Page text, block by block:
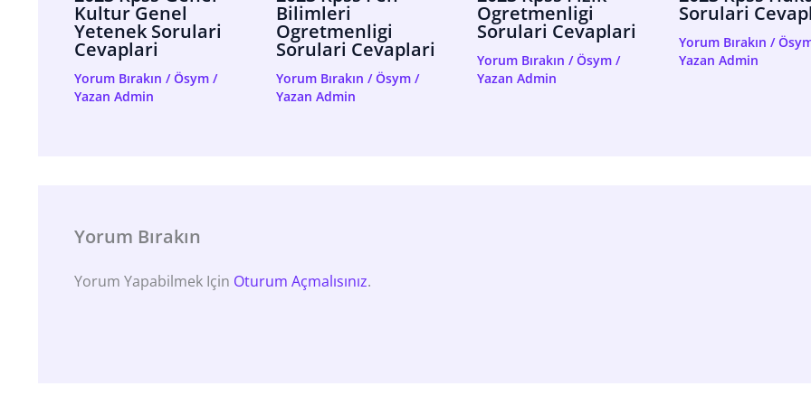
Kultur Genel
Yetenek Sorulari
Cevaplari
Yorum Bırakın /Ösym /
Yazan Admin
Bilimleri
Ogretmenligi
Sorulari Cevaplari
Yorum Bırakın /Ösym/
Yazan Admin
Ogretmenligi
Sorulari Cevaplari
Yorum Bırakın /Ösym /
Yazan Admin
Sorulari
Yorum Bırakın /
Yazan Admin
Yorum Bırakın
Yorum Yapabilmek Için Oturum Açmalısınız.